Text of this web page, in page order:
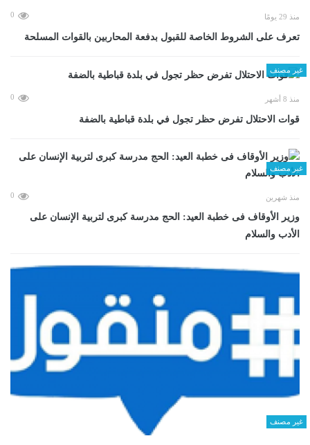
منذ 29 يومًا 0
تعرف على الشروط الخاصة للقبول بدفعة المحاربين بالقوات المسلحة
غير مصنف
منذ 8 أشهر 0
قوات الاحتلال تفرض حظر تجول في بلدة قباطية بالضفة
غير مصنف
منذ شهرين 0
وزير الأوقاف فى خطبة العيد: الحج مدرسة كبرى لتربية الإنسان على
الأدب والسلام
غير مصنف